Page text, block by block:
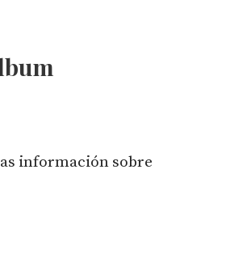
información sobre